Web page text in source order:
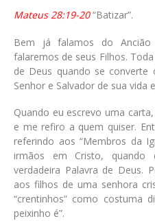
Mateus 28:19-20“Batizar”.
Bem já falamos do
falaremos de seus Filhos.
de Deus quando se converte
Senhor e Salvador de sua vida
Quando eu escrevo uma
e me refiro a quem quiser.
referindo aos “Membros da
irmãos em Cristo,
verdadeira Palavra de Deus.
aos filhos de uma senhora
“crentinhos” como costuma
peixinho é”.